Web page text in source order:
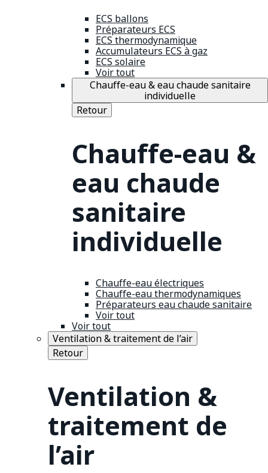
ECS ballons
Préparateurs ECS
ECS thermodynamique
Accumulateurs ECS à gaz
ECS solaire
Voir tout
Chauffe-eau & eau chaude sanitaire
individuelle
Retour
Chauffe-eau &
eau chaude
sanitaire
individuelle
Chauffe-eau électriques
Chauffe-eau thermodynamiques
Préparateurs eau chaude sanitaire
Voir tout
Voir tout
Ventilation & traitement de l’air
Retour
Ventilation &
traitement de
l’air